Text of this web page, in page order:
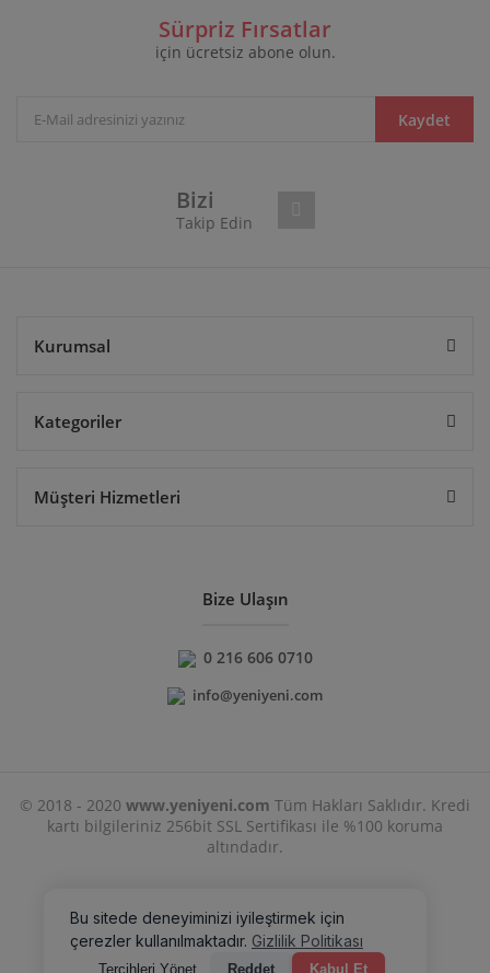
Sürpriz Fırsatlar
için ücretsiz abone olun.
Kaydet
Bizi
Takip Edin
Kurumsal
Kategoriler
Müşteri Hizmetleri
Bize Ulaşın
0 216 606 0710
info@yeniyeni.com
© 2018 - 2020 www.yeniyeni.com Tüm Hakları Saklıdır. Kredi
kartı bilgileriniz 256bit SSL Sertifikası ile %100 koruma
altındadır.